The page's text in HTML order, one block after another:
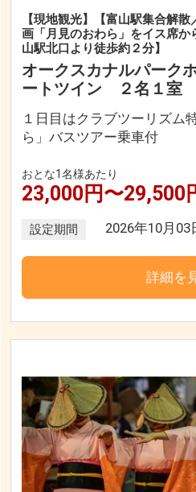
【現地観光】【富山駅集合解
画「月見のおわら」をイス席か
山駅北口より徒歩約２分】
オークスカナルパーク
ートツイン ２名１
１日目はクラブツーリズム
ら」バスツアー乗車付
おとな1名様あたり
23,000円〜29,500
設定期間 2026年10月03
詳細を